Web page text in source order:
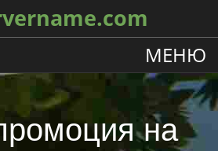
МЕНЮ
на